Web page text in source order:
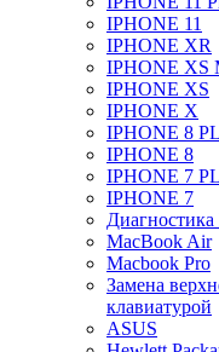
IPHONE 11
IPHONE XR
IPHONE XS
IPHONE XS
IPHONE X
IPHONE 8
IPHONE 8
IPHONE 7
IPHONE 7
Диагностика
MacBook Air
Macbook Pro
Замена
клавиатурой
ASUS